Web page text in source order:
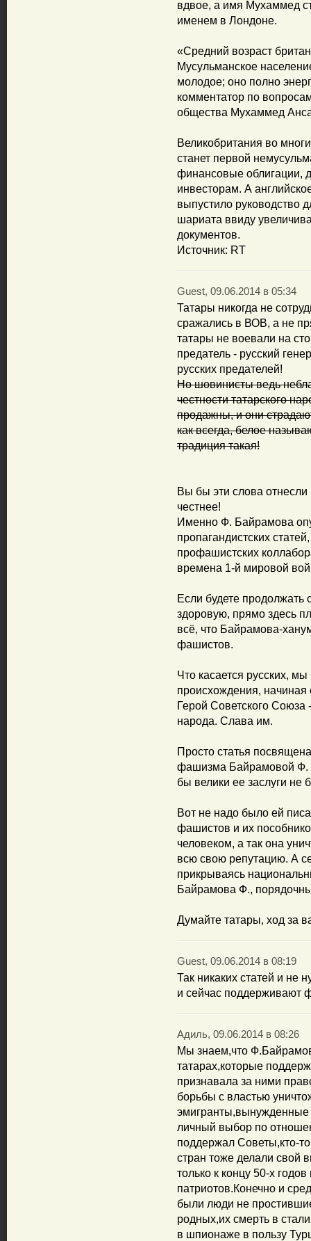
вдвое, а имя Мухаммед
именем в Лондоне.
«Средний возраст
Мусульманское
молодое; оно полно
комментатор по
общества Мухаммед
Великобритания во
станет первой
финансовые облигации,
инвесторам. А
выпустило руководство
шариата ввиду
документов.
Источник: RT
Guest, 09.06.2014 в 05:34
Татары никогда не
сражались в ВОВ, а не
татары не воевали на
предатель - русский
русских предателей!
Но шовинисты ведь
честности татарского
продажны, и они
как всегда, белое
традиция такая!
Вы бы эти слова
честнее!
Именно Ф. Байрамова
пропагандистских
профашистских
времена 1-й мировой
Если будете продолжать
здоровую, прямо здесь
всё, что Байрамова-
фашистов.
Что касается русских,
происхождения,
Герой Советского Союза
народа. Слава им.
Просто статья
фашизма Байрамовой Ф.
бы велики ее заслуги не
Вот не надо было ей
фашистов и их
человеком, а так она
всю свою репутацию. А
прикрываясь
Байрамова Ф.,
Думайте татары, ход за
Guest, 09.06.2014 в 08:19
Так никаких статей и
и сейчас поддерживают
Адиль, 09.06.2014 в 08:26
Мы знаем,что
татарах,которые
признавала за ними
борьбы с властью
эмигранты,вынужденные
личный выбор по
поддержал Советы,кто-
стран тоже делали свой
только к концу 50-х
патриотов.Конечно и
были люди не
родных,их смерть в
в шпионаже в пользу